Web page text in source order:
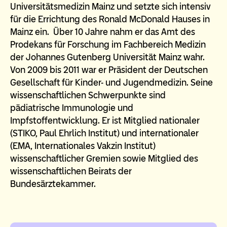
Universitätsmedizin Mainz und setzte sich intensiv
für die Errichtung des Ronald McDonald Hauses in
Mainz ein. Über 10 Jahre nahm er das Amt des
Prodekans für Forschung im Fachbereich Medizin
der Johannes Gutenberg Universität Mainz wahr.
Von 2009 bis 2011 war er Präsident der Deutschen
Gesellschaft für Kinder- und Jugendmedizin. Seine
wissenschaftlichen Schwerpunkte sind
pädiatrische Immunologie und
Impfstoffentwicklung. Er ist Mitglied nationaler
(STIKO, Paul Ehrlich Institut) und internationaler
(EMA, Internationales Vakzin Institut)
wissenschaftlicher Gremien sowie Mitglied des
wissenschaftlichen Beirats der
Bundesärztekammer.